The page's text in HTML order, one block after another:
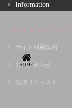
Information
About ROCK LYRIC
サイト利用規約
お問い合わせ
歌詩リクエスト
HOME